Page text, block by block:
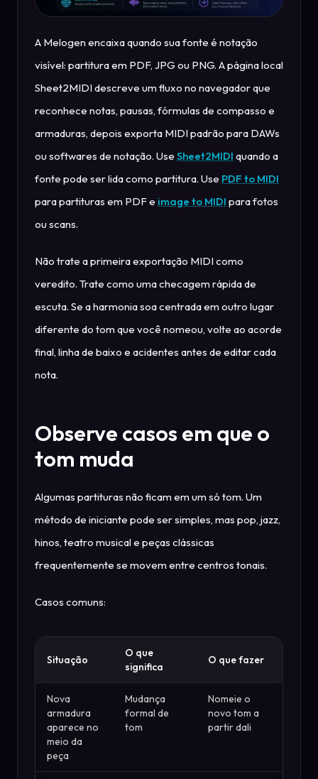
A Melogen encaixa quando sua fonte é notação
visível: partitura em PDF, JPG ou PNG. A página local
Sheet2MIDI descreve um fluxo no navegador que
reconhece notas, pausas, fórmulas de compasso e
armaduras, depois exporta MIDI padrão para DAWs
ou softwares de notação. Use Sheet2MIDI quando a
fonte pode ser lida como partitura. Use PDF to MIDI
para partituras em PDF e image to MIDI para fotos
ou scans.
Não trate a primeira exportação MIDI como
veredito. Trate como uma checagem rápida de
escuta. Se a harmonia soa centrada em outro lugar
diferente do tom que você nomeou, volte ao acorde
final, linha de baixo e acidentes antes de editar cada
nota.
Observe casos em que o
tom muda
Algumas partituras não ficam em um só tom. Um
método de iniciante pode ser simples, mas pop, jazz,
hinos, teatro musical e peças clássicas
frequentemente se movem entre centros tonais.
Casos comuns:
Situação
O que
significa
O que fazer
Nova
armadura
aparece no
meio da
peça
Mudança
formal de
tom
Nomeie o
novo tom a
partir dali